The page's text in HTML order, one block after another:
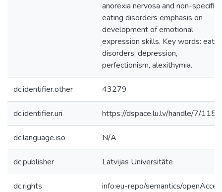
anorexia nervosa and non-specific
eating disorders emphasis on
development of emotional
expression skills. Key words:
disorders, depression,
perfectionism, alexithymia.
dc.identifier.other 43279
dc.identifier.uri https://dspace.lu.lv/handle/7/
dc.language.iso N/A
dc.publisher Latvijas Universitāte
dc.rights info:eu-repo/semantics/